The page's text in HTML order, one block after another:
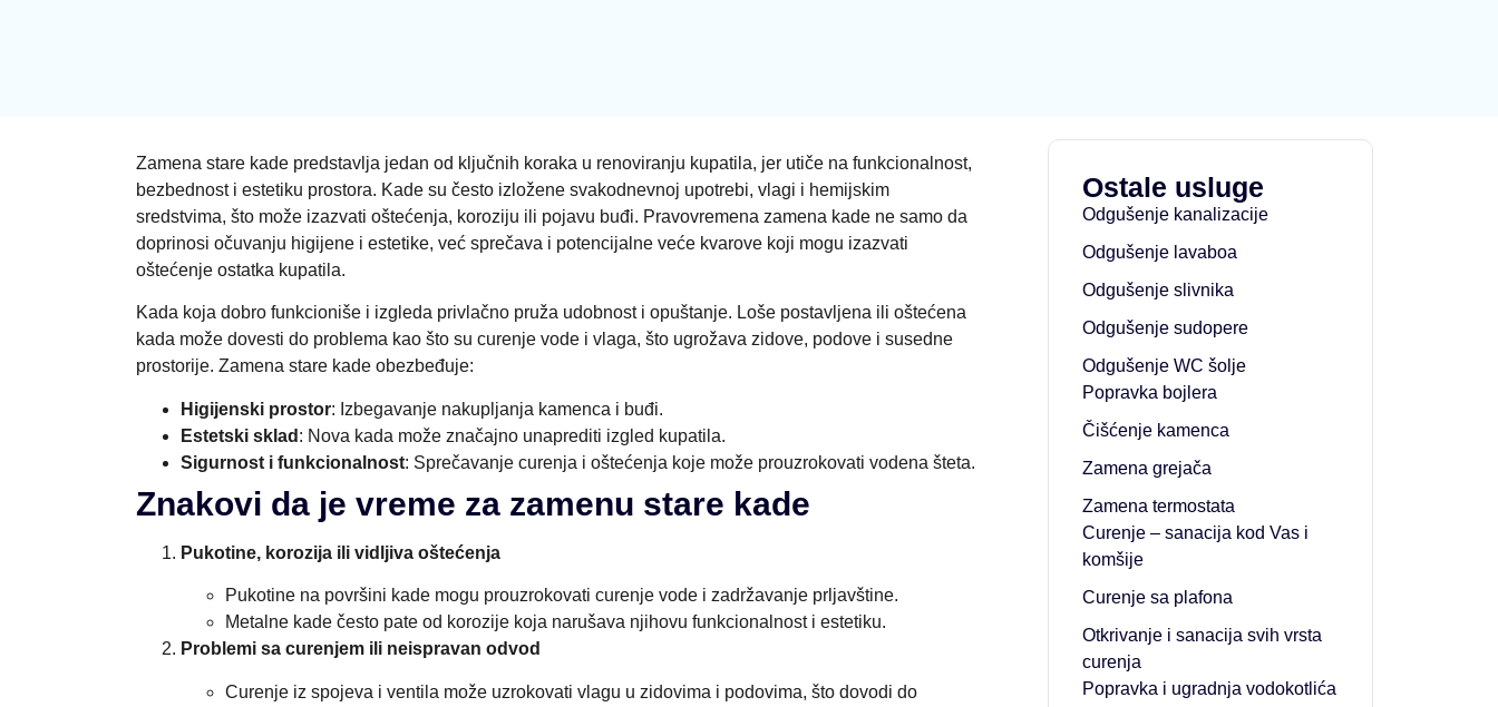
Zamena stare kade predstavlja jedan od ključnih koraka u renoviranju kupatila, jer utiče na funkcionalnost,
bezbednost i estetiku prostora. Kade su često izložene svakodnevnoj upotrebi, vlagi i hemijskim
sredstvima, što može izazvati oštećenja, koroziju ili pojavu buđi. Pravovremena zamena kade ne samo da
doprinosi očuvanju higijene i estetike, već sprečava i potencijalne veće kvarove koji mogu izazvati
oštećenje ostatka kupatila.
Kada koja dobro funkcioniše i izgleda privlačno pruža udobnost i opuštanje. Loše postavljena ili oštećena
kada može dovesti do problema kao što su curenje vode i vlaga, što ugrožava zidove, podove i susedne
prostorije. Zamena stare kade obezbeđuje:
Higijenski prostor: Izbegavanje nakupljanja kamenca i buđi.
Estetski sklad : Nova kada može značajno unaprediti izgled kupatila.
Sigurnost i funkcionalnost: Sprečavanje curenja i oštećenja koje može prouzrokovati vodena šteta.
Znakovi da je vreme za zamenu stare kade
Pukotine, korozija ili vidljiva oštećenja
Pukotine na površini kade mogu prouzrokovati curenje vode i zadržavanje prljavštine.
Metalne kade često pate od korozije koja narušava njihovu funkcionalnost i estetiku.
Problemi sa curenjem ili neispravan odvod
Curenje iz spojeva i ventila može uzrokovati vlagu u zidovima i podovima, što dovodi do
Ostale usluge
Odgušenje kanalizacije
Odgušenje lavaboa
Odgušenje slivnika
Odgušenje sudopere
Odgušenje WC šolje
Popravka bojlera
Čišćenje kamenca
Zamena grejača
Zamena termostata
Curenje – sanacija kod Vas i
komšije
Curenje sa plafona
Otkrivanje i sanacija svih vrsta
curenja
Popravka i ugradnja vodokotlića